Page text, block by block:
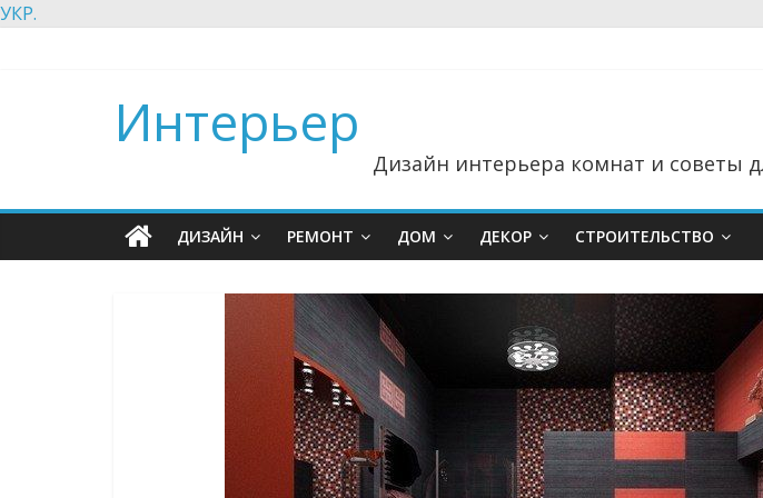
УКР.
Интерьер
Дизайн интерьера комнат и советы
ДИЗАЙН РЕМОНТ ДОМ ДЕКОР СТРОИТЕЛЬСТВО